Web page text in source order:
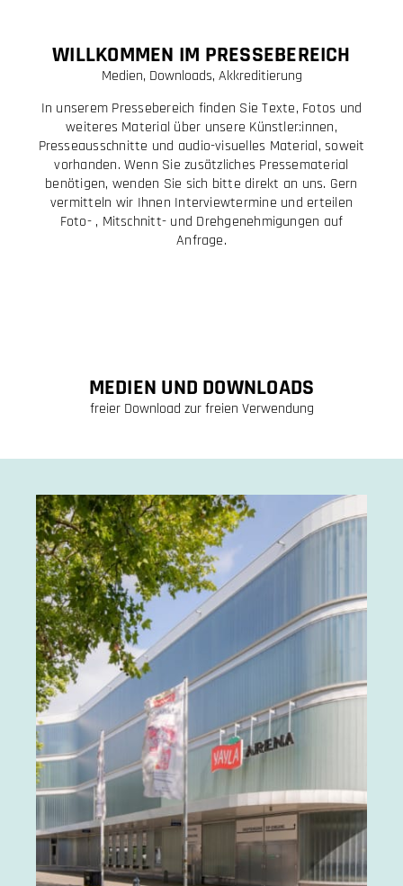
WILLKOMMEN IM PRESSEBEREICH
Medien, Downloads, Akkreditierung
In unserem Pressebereich finden Sie Texte, Fotos und
weiteres Material über unsere Künstler:innen,
Presseausschnitte und audio-visuelles Material, soweit
vorhanden. Wenn Sie zusätzliches Pressematerial
benötigen, wenden Sie sich bitte direkt an uns. Gern
vermitteln wir Ihnen Interviewtermine und erteilen
Foto- , Mitschnitt- und Drehgenehmigungen auf
Anfrage.
MEDIEN UND DOWNLOADS
freier Download zur freien Verwendung